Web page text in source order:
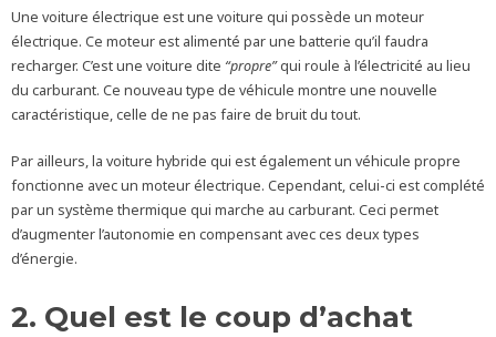
Une voiture électrique est une voiture qui possède un moteur
électrique. Ce moteur est alimenté par une batterie qu’il faudra
recharger. C’est une voiture dite “propre”qui roule à l’électricité au lieu
du carburant. Ce nouveau type de véhicule montre une nouvelle
caractéristique, celle de ne pas faire de bruit du tout.
Par ailleurs, la voiture hybride qui est également un véhicule propre
fonctionne avec un moteur électrique. Cependant, celui-ci est complété
par un système thermique qui marche au carburant. Ceci permet
d’augmenter l’autonomie en compensant avec ces deux types
d’énergie.
2. Quel est le coup d’achat